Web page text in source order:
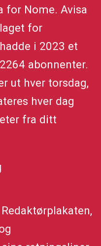
for Nome. Avisa
for
i 2023 et
abonnenter.
ut hver torsdag,
hver dag
fra ditt